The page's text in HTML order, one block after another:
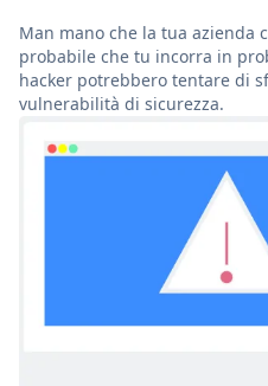
Man mano che la tua azienda
probabile che tu incorra in
hacker potrebbero tentare di
vulnerabilità di sicurezza.